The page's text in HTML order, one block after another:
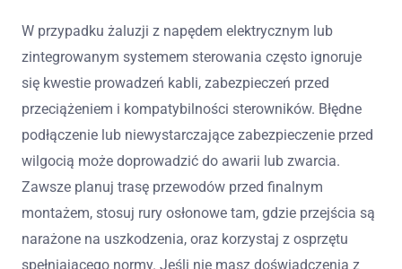
W przypadku żaluzji z napędem elektrycznym lub
zintegrowanym systemem sterowania często ignoruje
się kwestie prowadzeń kabli, zabezpieczeń przed
przeciążeniem i kompatybilności sterowników. Błędne
podłączenie lub niewystarczające zabezpieczenie przed
wilgocią może doprowadzić do awarii lub zwarcia.
Zawsze planuj trasę przewodów przed finalnym
montażem, stosuj rury osłonowe tam, gdzie przejścia są
narażone na uszkodzenia, oraz korzystaj z osprzętu
spełniającego normy. Jeśli nie masz doświadczenia z